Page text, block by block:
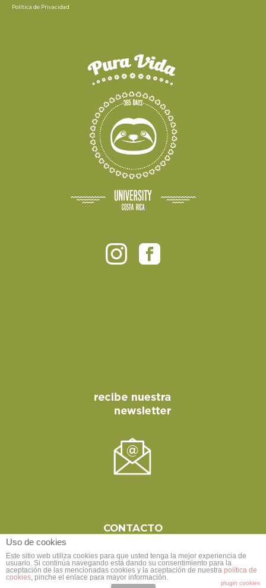
Política de Privacidad
CONTACTO
Uso de cookies
Este sitio web utiliza cookies para que usted tenga la mejor experiencia de
usuario. Si continúa navegando está dando su consentimiento para la
aceptación de las mencionadas cookies y la aceptación de nuestra política de
cookies, pinche el enlace para mayor información.
plugin cookies